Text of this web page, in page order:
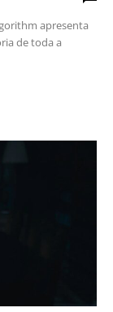
apresenta
de toda a